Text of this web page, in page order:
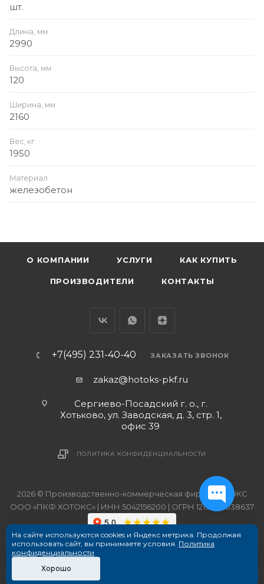
шт.
Длина, мм
2990
Высота, мм
120
Ширина, мм
2160
Вес, кг
1950
Материал
железобетон
О КОМПАНИИ УСЛУГИ КАК КУПИТЬ
ПРОИЗВОДИТЕЛИ КОНТАКТЫ
+7(495) 231-40-40 ЗАКАЗАТЬ ЗВОНОК
zakaz@hotoks-pkf.ru
Сергиево-Посадский г. о., г.
Хотьково, ул. Заводская, д. 3, стр. 1,
офис 39
ПОЛИТИКА КОНФИДЕНЦИАЛЬНОСТИ
2026 © Производственно-коммерческая фирма ХОТОКС
ООО «ПКФ ХОТОКС» | ИНН 5042156200 | ОГРН 1215000038637
На сайте используются cookies и Яндекс метрика. Продолжая
использовать сайт, вы принимаете условия. Политика
конфиденциальности
Хорошо